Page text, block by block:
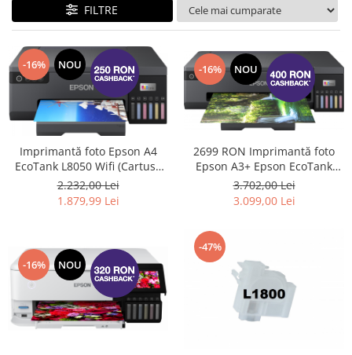
FILTRE
-16% NOU
Imprimantă foto Epson A4
EcoTank L8050 Wifi (Cartuse
de mare capacitate) #
2.232,00 Lei
1.879,99 Lei
-16% NOU
2699 RON Imprimantă foto
Epson A3+ Epson EcoTank
L18050 #
3.702,00 Lei
3.099,00 Lei
-16% NOU
-47%